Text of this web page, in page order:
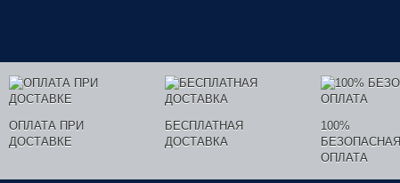
ОПЛАТА ПРИ
ДОСТАВКЕ
БЕСПЛАТНАЯ
ДОСТАВКА
100%
БЕЗОПАСНАЯ
ОПЛАТА